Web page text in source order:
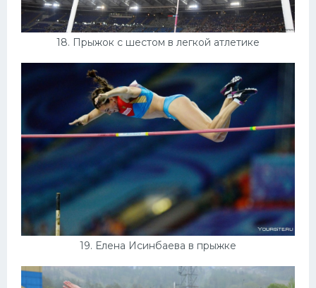
18. Прыжок с шестом в легкой атлетике
19. Елена Исинбаева в прыжке